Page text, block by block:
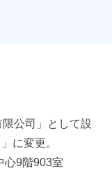
公司」として設
に変更。
心9階903室